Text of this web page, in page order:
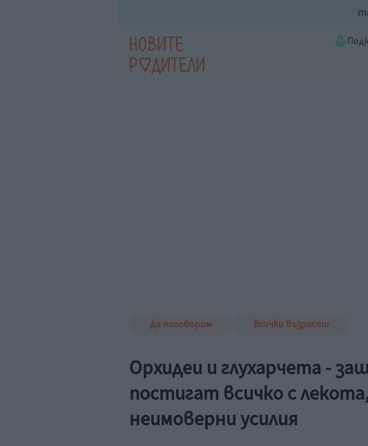
Да поговорим Всички възрасти
Орхидеи и глухарчета -
постигат всичко с
неимоверни усилия